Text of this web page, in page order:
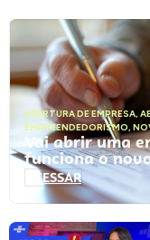
ABERTURA DE EMPRESA,
EMPREENDEDORISMO,
Vai abrir uma
funciona o
ACESSAR